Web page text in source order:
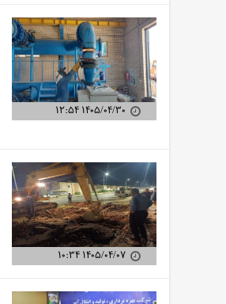
۱۴۰۵/۰۴/۳۰ ۱۲:۵۴
۱۴۰۵/۰۴/۰۷ ۱۰:۳۴